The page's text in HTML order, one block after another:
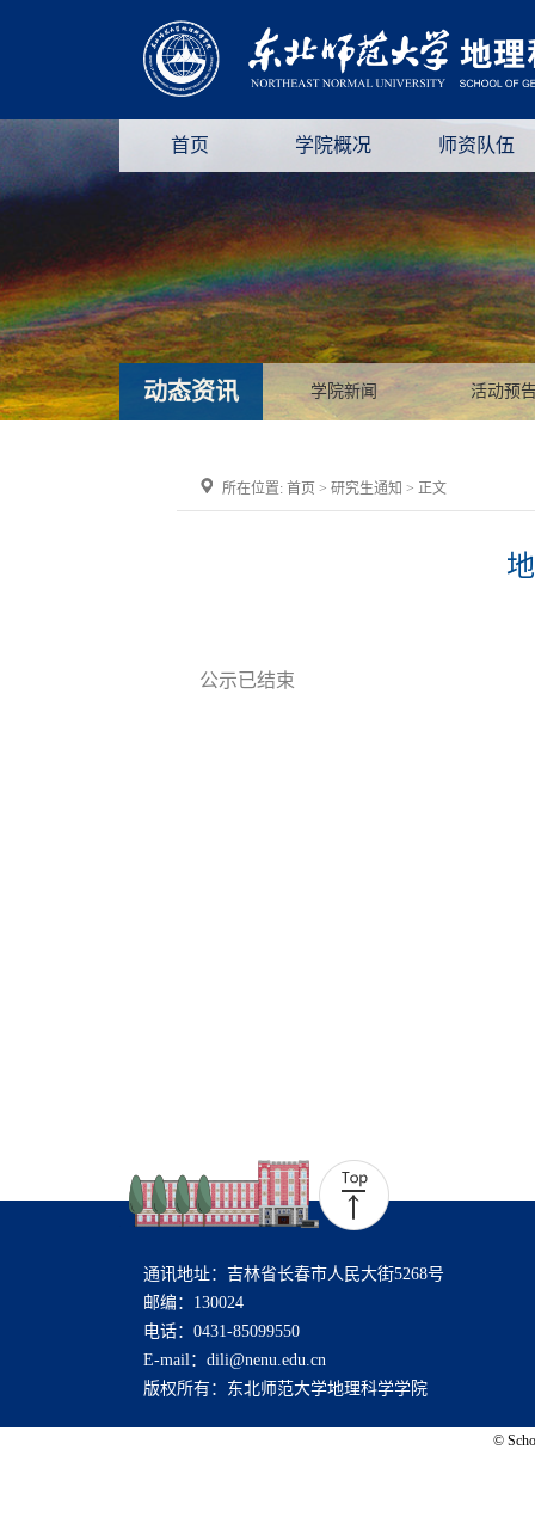
首页 学院概况 师资队伍
动态资讯 学院新闻 活动预
所在位置: 首页 > 研究生通知 > 正文
公示已结束
通讯地址：吉林省长春市人民大街5268号
邮编：130024
电话：0431-85099550
E-mail：dili@nenu.edu.cn
版权所有：东北师范大学地理科学学院
©